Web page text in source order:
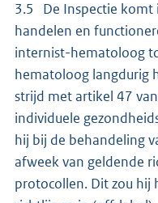
3.5 De Inspectie komt
handelen en
internist-hematoloog
hematoloog langdurig
strijd met artikel 47
individuele
hij bij de behandeling
afweek van geldende
protocollen. Dit zou hij